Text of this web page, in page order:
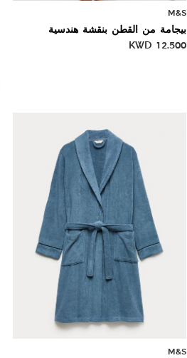
M&S
بيجامة من القطن بنقشة هندسية
KWD 12.500
M&S